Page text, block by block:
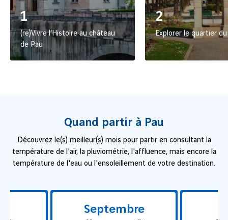
1
(re)Vivre l’Histoire au château
de Pau
2
Explorer le quartier
Quand partir à Pau
Découvrez le(s) meilleur(s) mois pour partir en consultant la
température de l'air, la pluviométrie, l'affluence, mais encore la
température de l'eau ou l'ensoleillement de votre destination.
Septembre